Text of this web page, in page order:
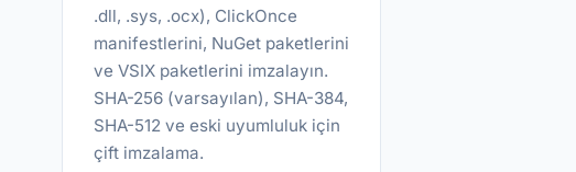
.dll, .sys, .ocx), ClickOnce
manifestlerini, NuGet paketlerini
ve VSIX paketlerini imzalayın.
SHA-256 (varsayılan), SHA-384,
SHA-512 ve eski uyumluluk için
çift imzalama.